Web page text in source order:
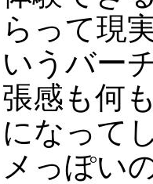
らって現
いうバー
張感も何
になって
メっぽい